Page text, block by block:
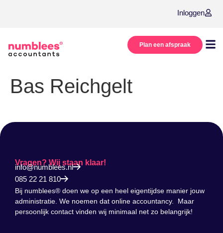
Inloggen
Plan een afspraak
Bas Reichgelt
Vragen? Wij staan klaar!
info@numblees.nl
085 22 21 810
Bij numblees® doen we op een heel eigentijdse manier jouw
administratie. We noemen dat online accountancy. Maar
persoonlijk contact vinden wij minimaal net zo belangrijk!